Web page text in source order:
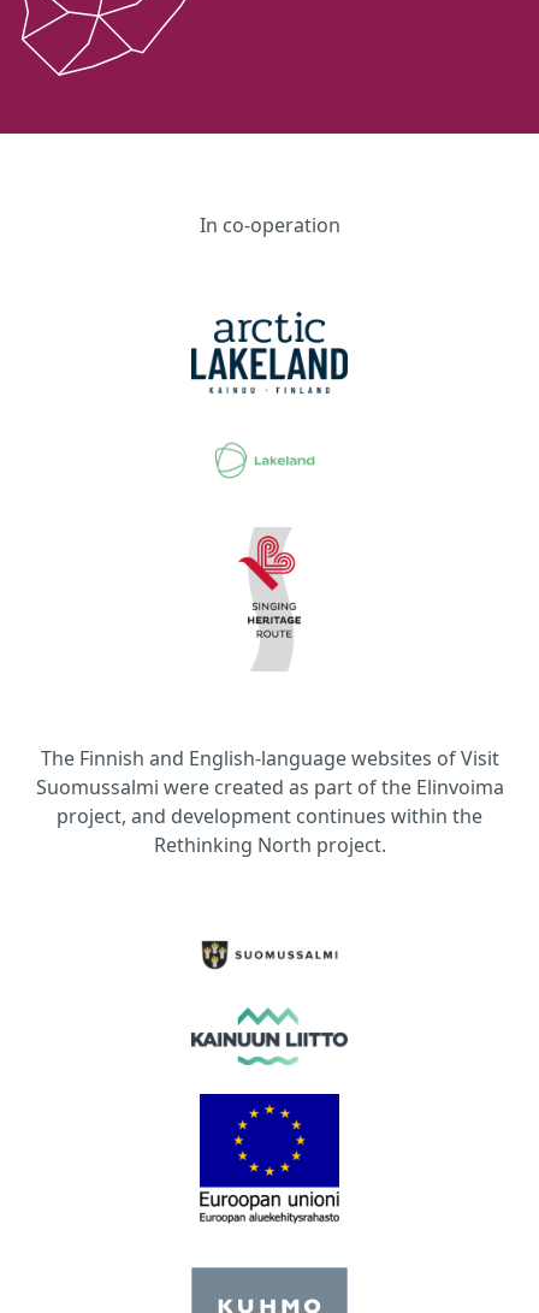
In co-operation
The Finnish and English-language websites of Visit
Suomussalmi were created as part of the Elinvoima
project, and development continues within the
Rethinking North project.